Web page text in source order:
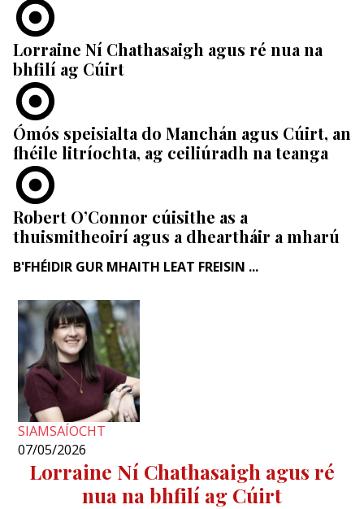
Lorraine Ní Chathasaigh agus ré nua na
bhfilí ag Cúirt
​Ómós speisialta do Manchán agus Cúirt, an
fhéile litríochta, ag ceiliúradh na teanga
Robert O’Connor cúisithe as a
thuismitheoirí agus a dheartháir a mharú
B'FHÉIDIR GUR MHAITH LEAT FREISIN ...
SIAMSAÍOCHT
07/05/2026
Lorraine Ní Chathasaigh agus ré
nua na bhfilí ag Cúirt